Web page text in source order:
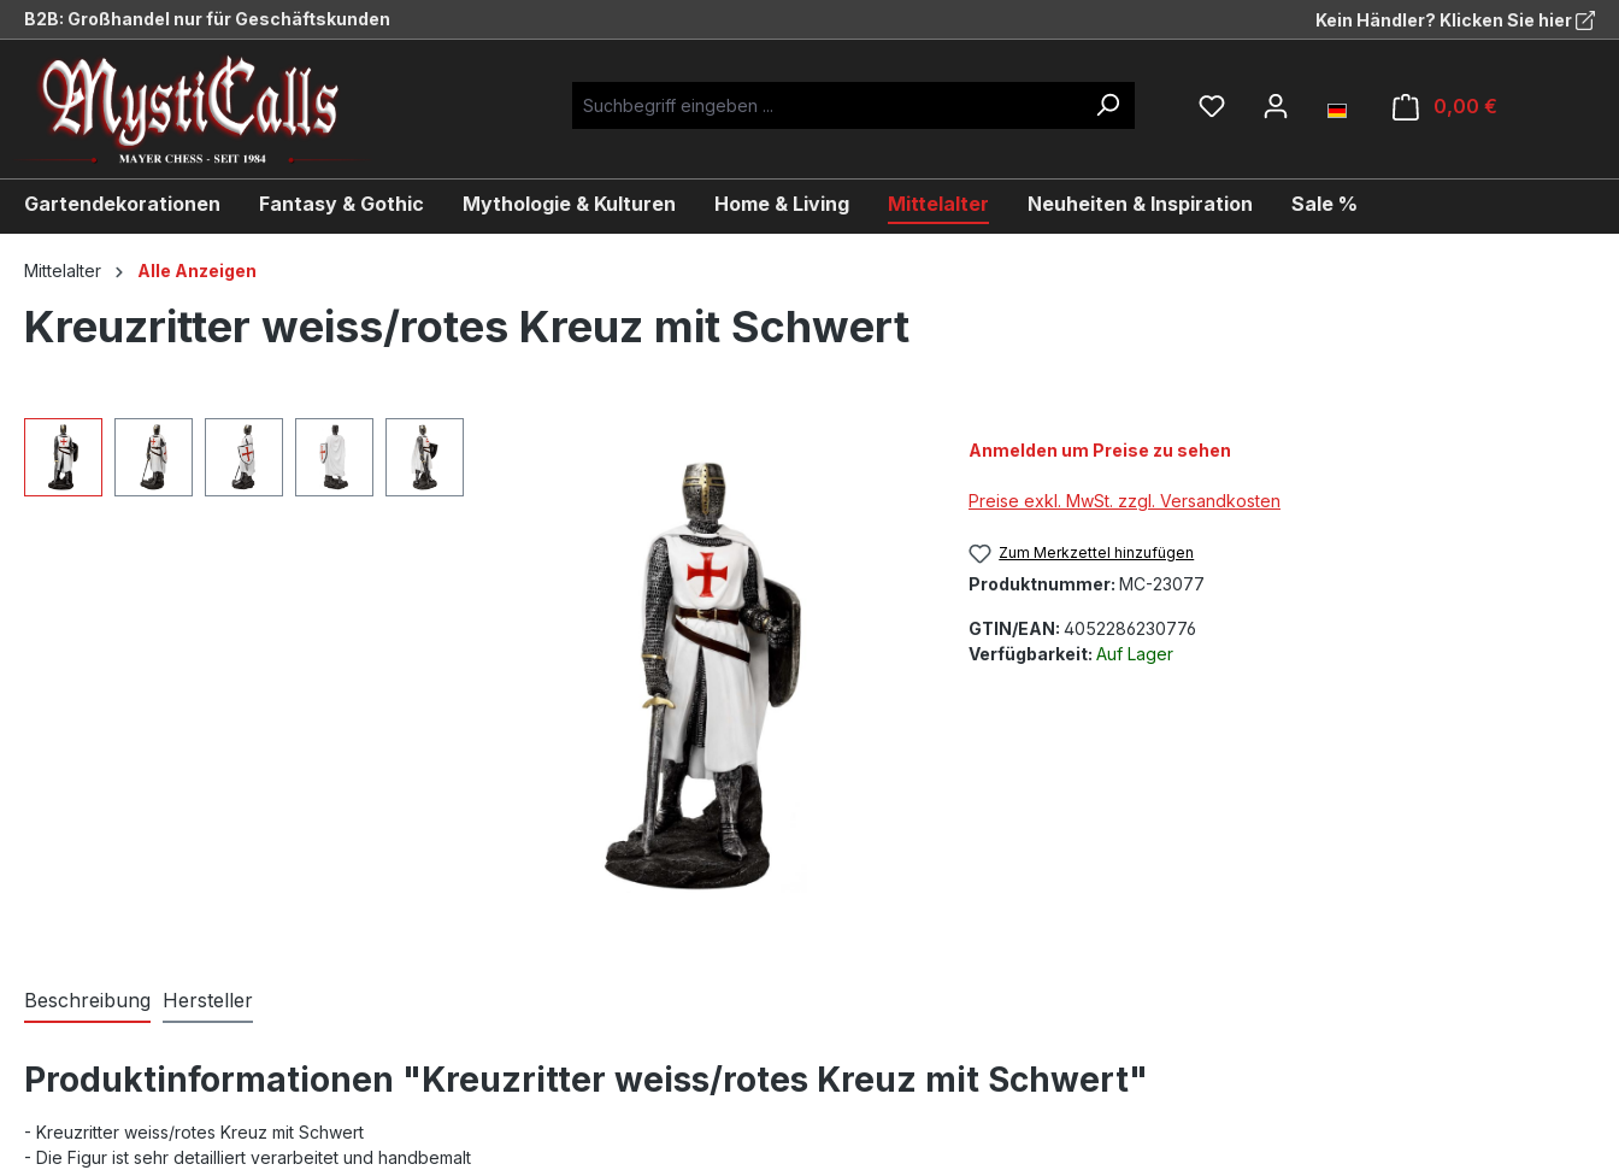
Zur Hauptnavigation springen
B2B: Großhandel nur für Geschäftskunden Kein Händler? Klicken Sie hier
0,00 €
Gartendekorationen Fantasy & Gothic Mythologie & Kulturen Home & Living Mittelalter Neuheiten & Inspiration Sale %
Mittelalter Alle Anzeigen
Kreuzritter weiss/rotes Kreuz mit Schwert
Bildergalerie überspringen
Anmelden um Preise zu sehen
Preise exkl. MwSt. zzgl. Versandkosten
Zum Merkzettel hinzufügen
Produktnummer: MC-23077
GTIN/EAN: 4052286230776
Verfügbarkeit: Auf Lager
Beschreibung Hersteller
Produktinformationen "Kreuzritter weiss/rotes Kreuz mit Schwert"
- Kreuzritter weiss/rotes Kreuz mit Schwert
- Die Figur ist sehr detailliert verarbeitet und handbemalt